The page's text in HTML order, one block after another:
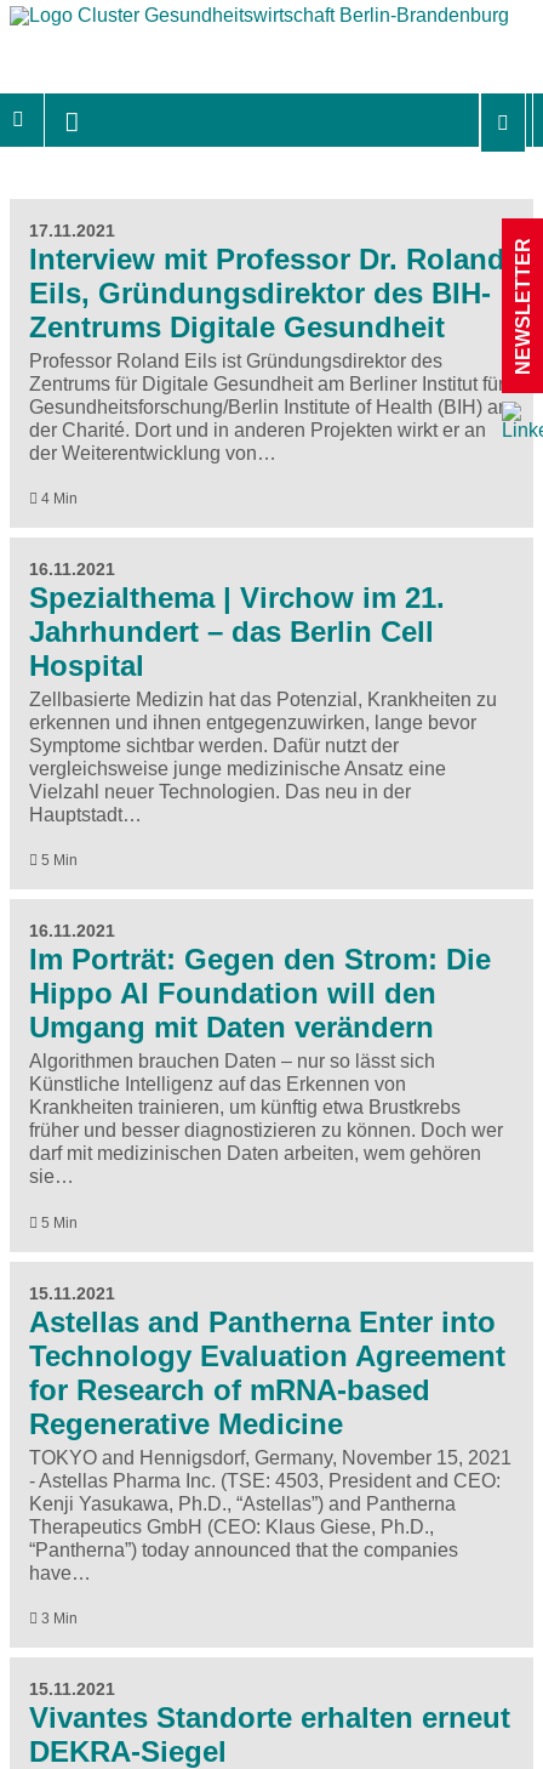
17.11.2021
Interview mit Professor Dr. Roland
Eils, Gründungsdirektor des BIH-
Zentrums Digitale Gesundheit
Professor Roland Eils ist Gründungsdirektor des
Zentrums für Digitale Gesundheit am Berliner Institut für
Gesundheitsforschung/Berlin Institute of Health (BIH) an
der Charité. Dort und in anderen Projekten wirkt er an
der Weiterentwicklung von…
4 Min
16.11.2021
Spezialthema | Virchow im 21.
Jahrhundert – das Berlin Cell
Hospital
Zellbasierte Medizin hat das Potenzial, Krankheiten zu
erkennen und ihnen entgegenzuwirken, lange bevor
Symptome sichtbar werden. Dafür nutzt der
vergleichsweise junge medizinische Ansatz eine
Vielzahl neuer Technologien. Das neu in der
Hauptstadt…
5 Min
16.11.2021
Im Porträt: Gegen den Strom: Die
Hippo AI Foundation will den
Umgang mit Daten verändern
Algorithmen brauchen Daten – nur so lässt sich
Künstliche Intelligenz auf das Erkennen von
Krankheiten trainieren, um künftig etwa Brustkrebs
früher und besser diagnostizieren zu können. Doch wer
darf mit medizinischen Daten arbeiten, wem gehören
sie…
5 Min
15.11.2021
Astellas and Pantherna Enter into
Technology Evaluation Agreement
for Research of mRNA-based
Regenerative Medicine
TOKYO and Hennigsdorf, Germany, November 15, 2021
- Astellas Pharma Inc. (TSE: 4503, President and CEO:
Kenji Yasukawa, Ph.D., “Astellas”) and Pantherna
Therapeutics GmbH (CEO: Klaus Giese, Ph.D.,
“Pantherna”) today announced that the companies
have…
3 Min
15.11.2021
Vivantes Standorte erhalten erneut
DEKRA-Siegel
NEWSLETTER